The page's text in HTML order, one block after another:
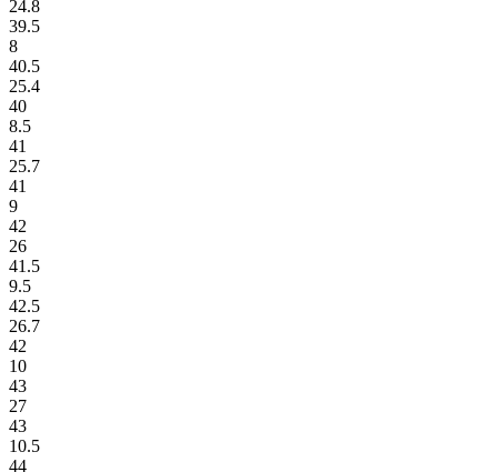
24.8
39.5
8
40.5
25.4
40
8.5
41
25.7
41
9
42
26
41.5
9.5
42.5
26.7
42
10
43
27
43
10.5
44